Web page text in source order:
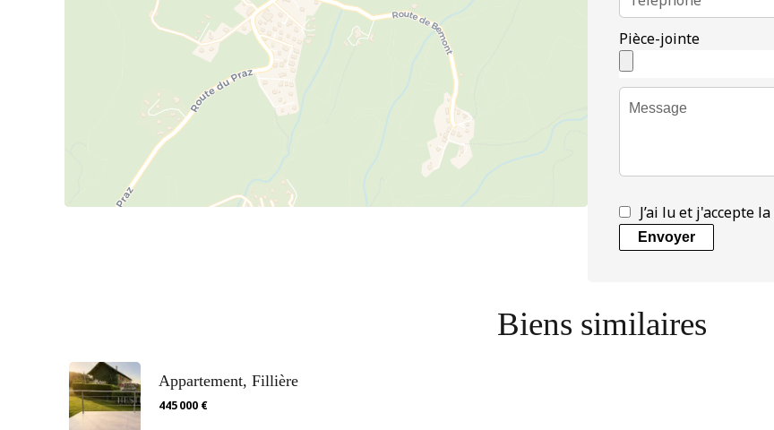
Pièce-jointe
J’ai lu et j'accepte la
Envoyer
Biens similaires
Appartement, Fillière
445 000 €